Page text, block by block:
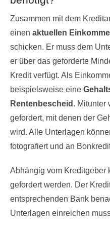
Zusammen mit dem
einen aktuellen
schicken. Er muss dem
er über das geforderte
Kredit verfügt. Als
beispielsweise eine
Rentenbescheid . Mitunter
gefordert, mit denen der
wird. Alle Unterlagen
fotografiert und an
Abhängig vom Kreditgeber
gefordert werden. Der
entsprechenden Bank
Unterlagen einreichen